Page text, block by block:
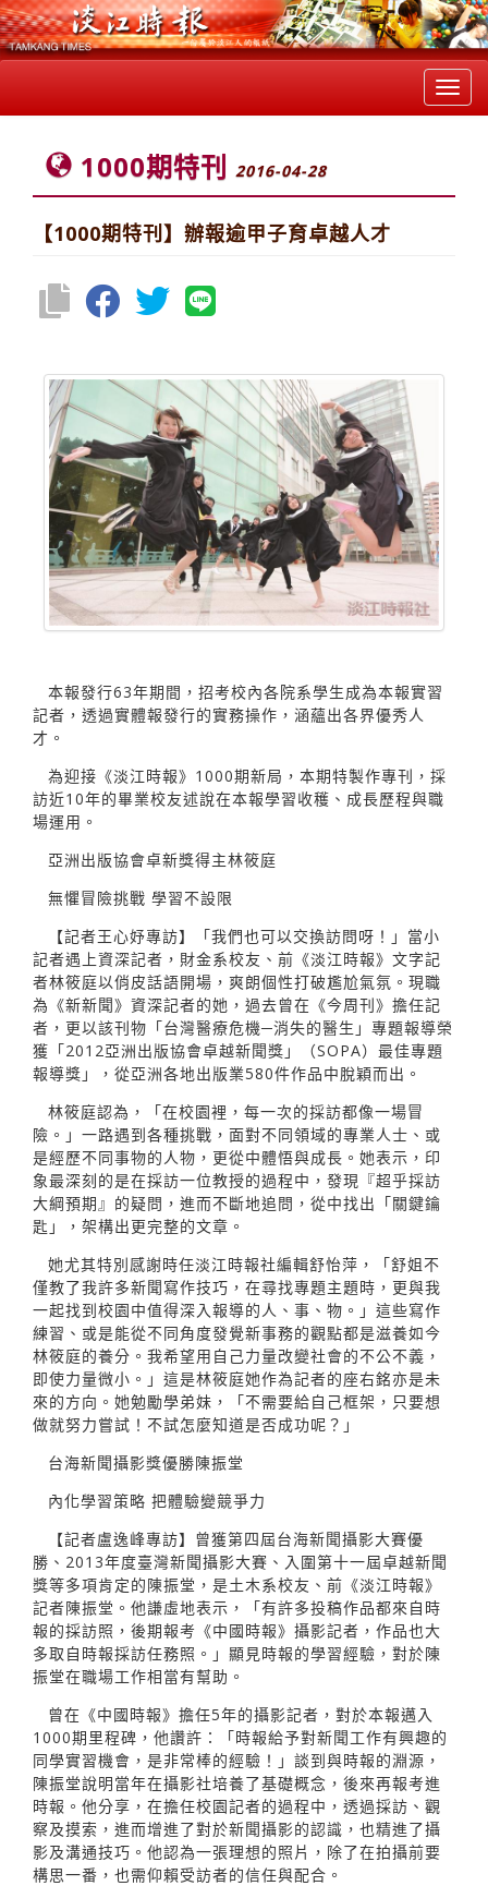
1000期特刊 2016-04-28
【1000期特刊】辦報逾甲子育卓越人才
本報發行63年期間，招考校內各院系學生成為本報實習
記者，透過實體報發行的實務操作，涵蘊出各界優秀人
才。
為迎接《淡江時報》1000期新局，本期特製作專刊，採
訪近10年的畢業校友述說在本報學習收穫、成長歷程與職
場運用。
亞洲出版協會卓新獎得主林筱庭
無懼冒險挑戰 學習不設限
【記者王心妤專訪】「我們也可以交換訪問呀！」當小
記者遇上資深記者，財金系校友、前《淡江時報》文字記
者林筱庭以俏皮話語開場，爽朗個性打破尷尬氣氛。現職
為《新新聞》資深記者的她，過去曾在《今周刊》擔任記
者，更以該刊物「台灣醫療危機─消失的醫生」專題報導榮
獲「2012亞洲出版協會卓越新聞獎」（SOPA）最佳專題
報導獎」，從亞洲各地出版業580件作品中脫穎而出。
林筱庭認為，「在校園裡，每一次的採訪都像一場冒
險。」一路遇到各種挑戰，面對不同領域的專業人士、或
是經歷不同事物的人物，更從中體悟與成長。她表示，印
象最深刻的是在採訪一位教授的過程中，發現『超乎採訪
大綱預期』的疑問，進而不斷地追問，從中找出「關鍵鑰
匙」，架構出更完整的文章。
她尤其特別感謝時任淡江時報社編輯舒怡萍，「舒姐不
僅教了我許多新聞寫作技巧，在尋找專題主題時，更與我
一起找到校園中值得深入報導的人、事、物。」這些寫作
練習、或是能從不同角度發覺新事務的觀點都是滋養如今
林筱庭的養分。我希望用自己力量改變社會的不公不義，
即使力量微小。」這是林筱庭她作為記者的座右銘亦是未
來的方向。她勉勵學弟妹，「不需要給自己框架，只要想
做就努力嘗試！不試怎麼知道是否成功呢？」
台海新聞攝影獎優勝陳振堂
內化學習策略 把體驗變競爭力
【記者盧逸峰專訪】曾獲第四屆台海新聞攝影大賽優
勝、2013年度臺灣新聞攝影大賽、入圍第十一屆卓越新聞
獎等多項肯定的陳振堂，是土木系校友、前《淡江時報》
記者陳振堂。他謙虛地表示，「有許多投稿作品都來自時
報的採訪照，後期報考《中國時報》攝影記者，作品也大
多取自時報採訪任務照。」顯見時報的學習經驗，對於陳
振堂在職場工作相當有幫助。
曾在《中國時報》擔任5年的攝影記者，對於本報邁入
1000期里程碑，他讚許：「時報給予對新聞工作有興趣的
同學實習機會，是非常棒的經驗！」談到與時報的淵源，
陳振堂說明當年在攝影社培養了基礎概念，後來再報考進
時報。他分享，在擔任校園記者的過程中，透過採訪、觀
察及摸索，進而增進了對於新聞攝影的認識，也精進了攝
影及溝通技巧。他認為一張理想的照片，除了在拍攝前要
構思一番，也需仰賴受訪者的信任與配合。